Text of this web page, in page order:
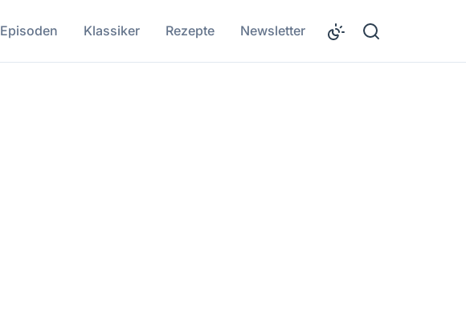
Episoden Klassiker Rezepte Newsletter